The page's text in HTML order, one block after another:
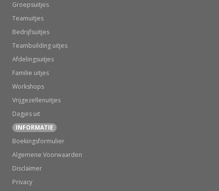
Groepsuitjes
Teamuitjes
Bedrijfsuitjes
Teambuilding uitjes
Afdelingsuitjes
Familie uitjes
Workshops
Vrijgezellenuitjes
Dagjes uit
INFORMATIE
Boekingsformulier
Algemene Voorwaarden
Disclaimer
Privacy